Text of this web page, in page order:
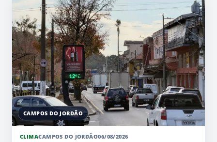
CAMPOS DO JORDÃO
CLIMACAMPOS DO JORDÃO06/08/2026